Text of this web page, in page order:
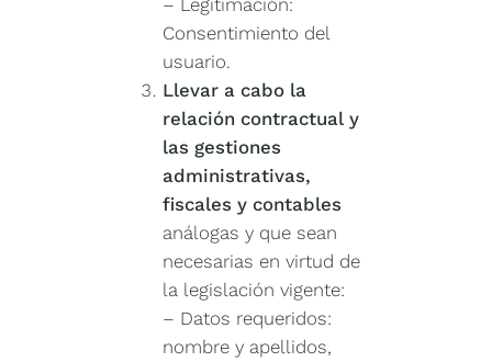
Consentimiento del
usuario.
Llevar a cabo la
relación contractual y
las gestiones
administrativas,
fiscales y contables
análogas y que sean
necesarias en virtud de
la legislación vigente:
– Datos requeridos:
nombre y apellidos,